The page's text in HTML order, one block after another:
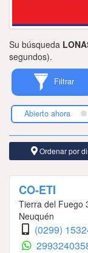
Su búsqueda
segundos).
Filtrar
Abierto ahora
Ordenar por
CO-ETI
Tierra del Fuego
Neuquén
(0299)